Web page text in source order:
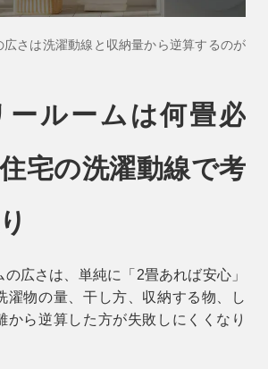
広さは洗濯動線と収納量から逆算するのが
ールームは何畳必
宅の洗濯動線で考
広さは、単純に「2畳あれば安心」
濯物の量、干し方、収納する物、し
から逆算した方が失敗しにくくなり
業時間 9時〜18時